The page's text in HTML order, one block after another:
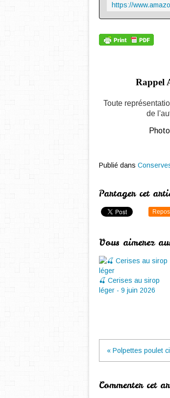
Rappel
Toute
de
Publié dans
Partager cet
Vous aimerez
🍒 Cerises au sirop
léger - 9 juin 2026
« Polpettes poulet
Commenter cet